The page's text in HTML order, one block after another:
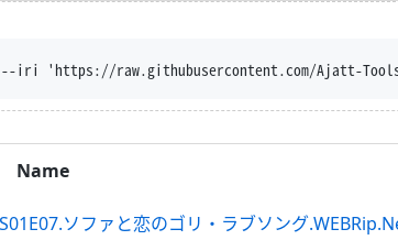
disposition --
Name
ソファと恋のゴリ・ラブソング